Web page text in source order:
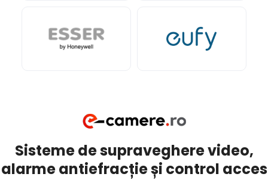
Sisteme de supraveghere video,
alarme antiefracție și control acces